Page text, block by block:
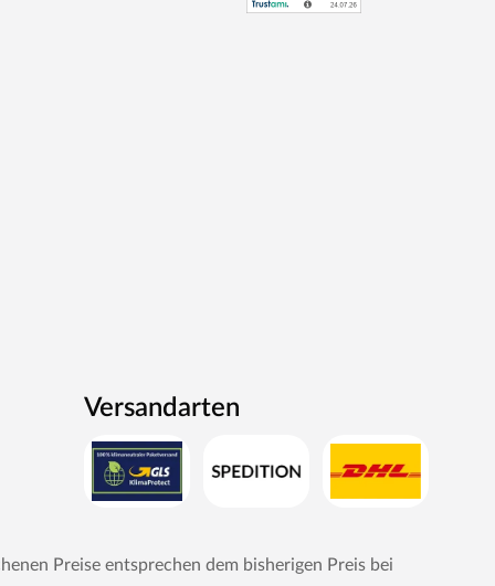
Versandarten
Preise entsprechen dem bisherigen Preis bei